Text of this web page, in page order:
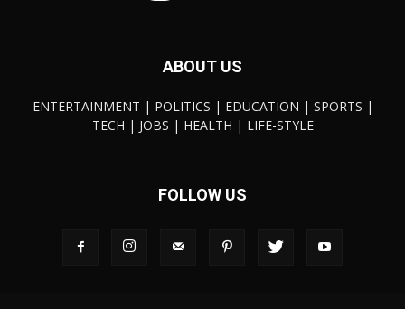
ABOUT US
ENTERTAINMENT | POLITICS | EDUCATION | SPORTS |
TECH | JOBS | HEALTH | LIFE-STYLE
FOLLOW US